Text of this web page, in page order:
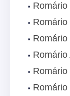
Romário
Romário
Romário
Romário
Romário